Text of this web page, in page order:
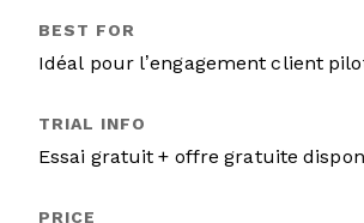
Idéal pour l’engagement client
Essai gratuit + offre gratuite